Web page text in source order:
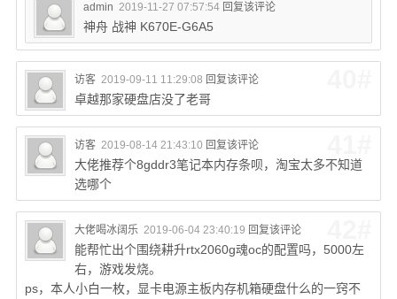
admin 2019-11-27 07:57:54 回复该评论
神舟 战神 K670E-G6A5
访客 2019-09-11 11:29:08 回复该评论
卓越那家硬盘店没了老哥
访客 2019-08-14 21:43:10 回复该评论
大佬推荐个8gddr3笔记本内存条呗，淘宝太多不知道
选哪个
大佬喝冰阔乐 2019-06-04 23:40:19 回复该评论
能帮忙出个围绕耕升rtx2060g魂oc的配置吗，5000左
右，游戏发烧。
ps，本人小白一枚，显卡电源主板内存机箱硬盘什么的一窍不